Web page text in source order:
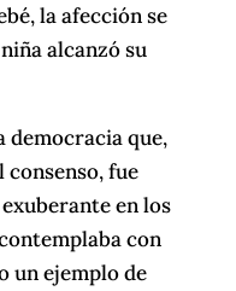
la afección se
alcanzó su
democracia que,
consenso, fue
en los
con
un ejemplo de